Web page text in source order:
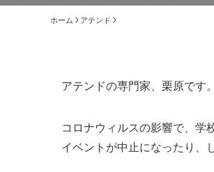
ホーム アテンド
アテンドの専門家、栗原です。
コロナウィルスの影響で、学
イベントが中止になったり、